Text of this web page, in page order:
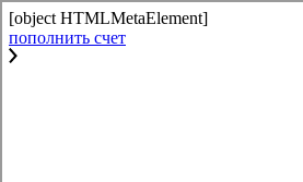
[object HTMLMetaElement]
пополнить счет